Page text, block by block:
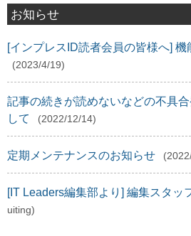
お知らせ
[インプレスID読者会員の皆様へ]
(2023/4/19)
記事の続きが読めないなどの不具
して
(2022/12/14)
定期メンテナンスのお知らせ
[IT Leaders編集部より] 編集スタッ
uiting)